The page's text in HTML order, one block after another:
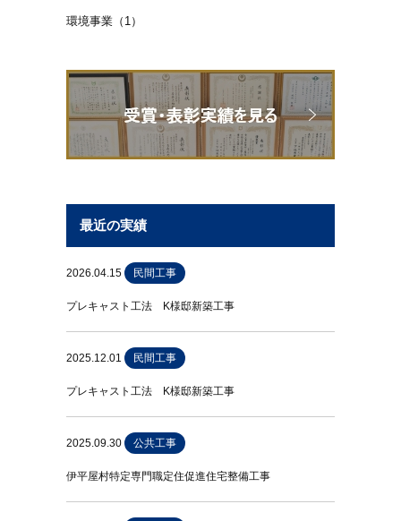
環境事業（1）
最近の実績
2026.04.15 民間工事
プレキャスト工法 K様邸新築工事
2025.12.01 民間工事
プレキャスト工法 K様邸新築工事
2025.09.30 公共工事
伊平屋村特定専門職定住促進住宅整備工事